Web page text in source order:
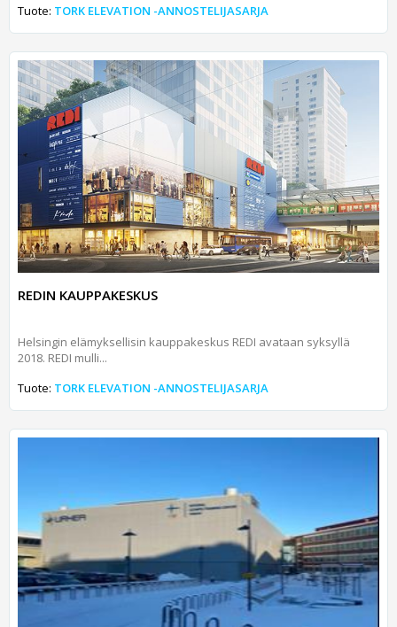
Tuote: TORK ELEVATION -ANNOSTELIJASARJA
REDIN KAUPPAKESKUS
Helsingin elämyksellisin kauppakeskus REDI avataan syksyllä
2018. REDI mulli...
Tuote: TORK ELEVATION -ANNOSTELIJASARJA